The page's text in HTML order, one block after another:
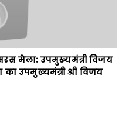
सरस मेला: उपमुख्यमंत्री विजय
उपमुख्यमंत्री श्री विजय